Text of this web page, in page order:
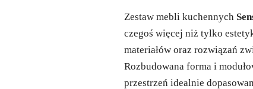
Zestaw mebli kuchennych
czegoś więcej niż tylko
materiałów oraz rozwiązań
Rozbudowana forma i
przestrzeń idealnie